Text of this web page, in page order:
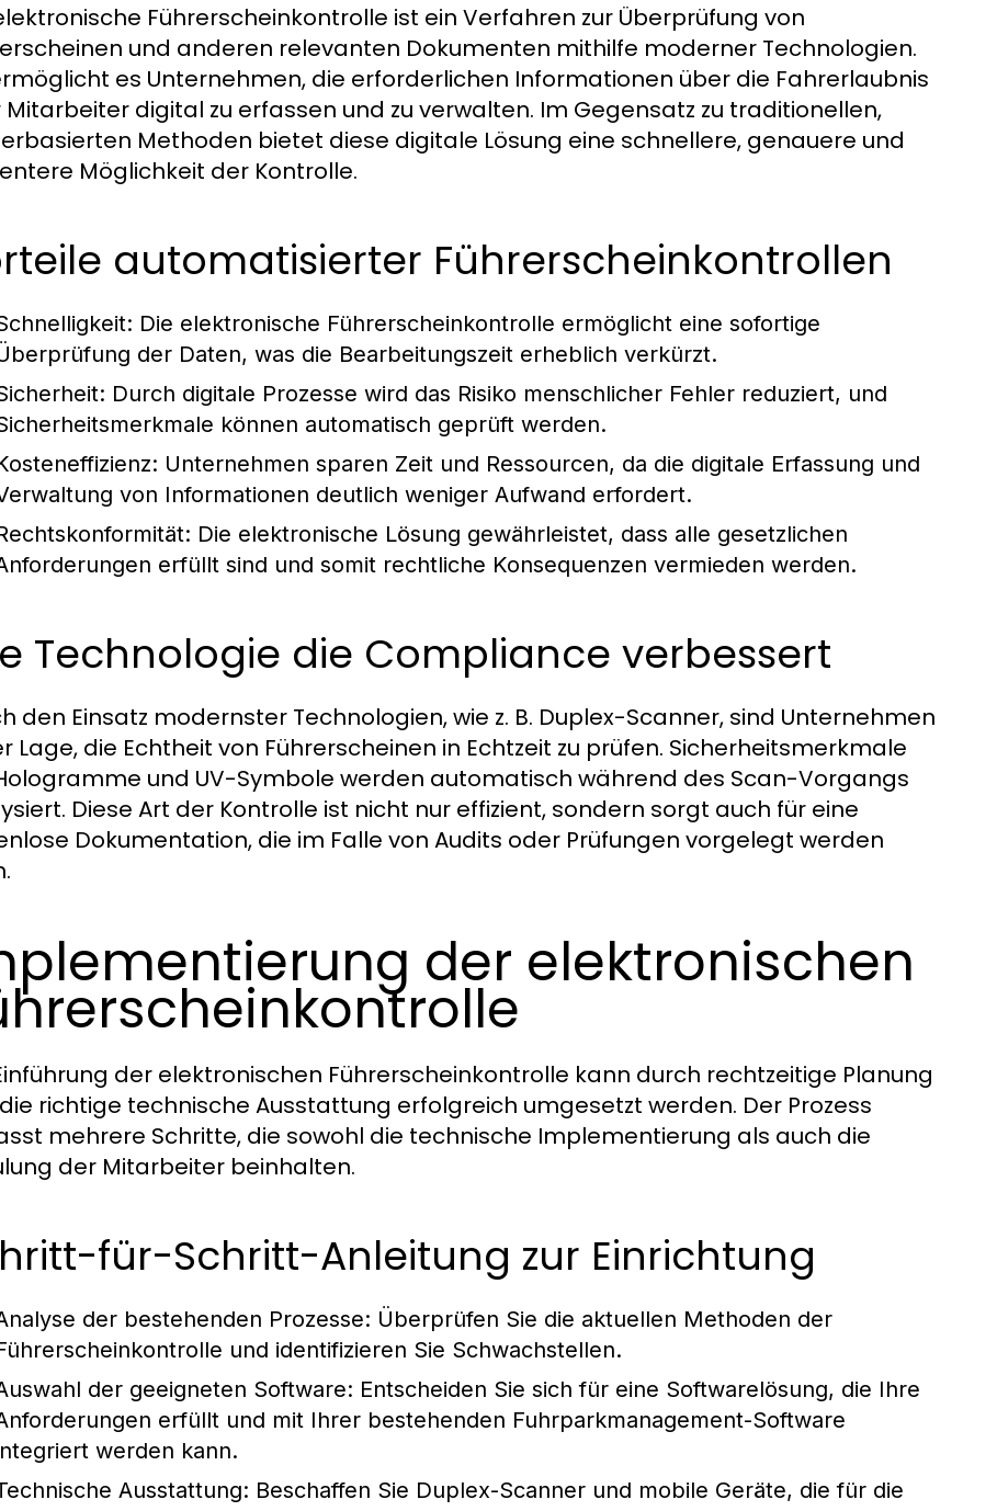
Führerscheinkontrolle ist ein Verfahren zur Überprüfung von
und anderen relevanten Dokumenten mithilfe moderner Technologien.
es Unternehmen, die erforderlichen Informationen über die Fahrerlaubnis
Mitarbeiter digital zu erfassen und zu verwalten. Im Gegensatz zu traditionellen,
Methoden bietet diese digitale Lösung eine schnellere, genauere und
Möglichkeit der Kontrolle.
automatisierter Führerscheinkontrollen
Die elektronische Führerscheinkontrolle ermöglicht eine sofortige
der Daten, was die Bearbeitungszeit erheblich verkürzt.
Durch digitale Prozesse wird das Risiko menschlicher Fehler reduziert, und
können automatisch geprüft werden.
Unternehmen sparen Zeit und Ressourcen, da die digitale Erfassung und
von Informationen deutlich weniger Aufwand erfordert.
Die elektronische Lösung gewährleistet, dass alle gesetzlichen
erfüllt sind und somit rechtliche Konsequenzen vermieden werden.
Technologie die Compliance verbessert
den Einsatz modernster Technologien, wie z. B. Duplex-Scanner, sind Unternehmen
Lage, die Echtheit von Führerscheinen in Echtzeit zu prüfen. Sicherheitsmerkmale
und UV-Symbole werden automatisch während des Scan-Vorgangs
Diese Art der Kontrolle ist nicht nur effizient, sondern sorgt auch für eine
Dokumentation, die im Falle von Audits oder Prüfungen vorgelegt werden
der elektronischen
der elektronischen Führerscheinkontrolle kann durch rechtzeitige Planung
richtige technische Ausstattung erfolgreich umgesetzt werden. Der Prozess
mehrere Schritte, die sowohl die technische Implementierung als auch die
der Mitarbeiter beinhalten.
für-Schritt-Anleitung zur Einrichtung
der bestehenden Prozesse: Überprüfen Sie die aktuellen Methoden der
und identifizieren Sie Schwachstellen.
der geeigneten Software: Entscheiden Sie sich für eine Softwarelösung, die Ihre
erfüllt und mit Ihrer bestehenden Fuhrparkmanagement-Software
werden kann.
Ausstattung: Beschaffen Sie Duplex-Scanner und mobile Geräte, die für die